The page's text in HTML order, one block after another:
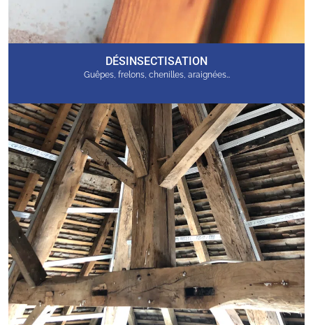
DÉSINSECTISATION
Guêpes, frelons, chenilles, araignées…